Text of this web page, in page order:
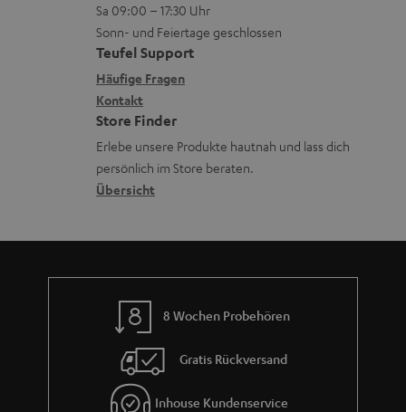
u
m
V
e
r
s
a
d
n
e
n
z
r
G
r
a
L
e
x
i
k
o
n
t
a
k
t
d
a
t
n
Sa 09:00 – 17:30 Uhr
Sonn- und Feiertage geschlossen
Teufel Support
Häufige Fragen
Kontakt
Store Finder
Erlebe unsere Produkte hautnah und lass dich
persönlich im Store beraten.
Übersicht
8 Wochen Probehören
Gratis Rückversand
Inhouse Kundenservice